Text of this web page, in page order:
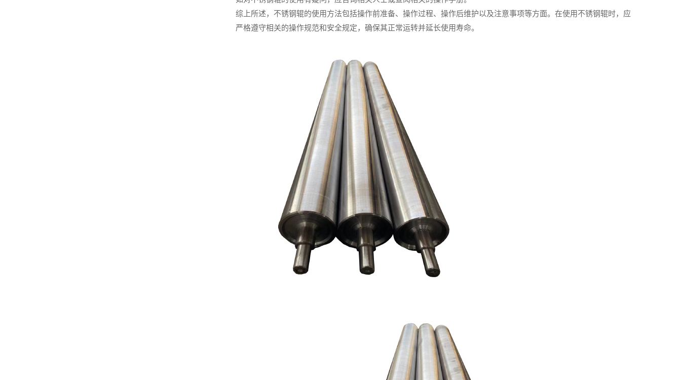
综上所述，不锈钢辊的使用方法包括操作前准备、操作过程、操作后维护以及注意事项等方面。在使用不锈钢辊时，应
严格遵守相关的操作规范和安全规定，确保其正常运转并延长使用寿命。